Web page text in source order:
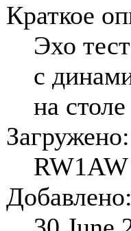
Краткое
Эхо
с
на
Загружено:
RW1AW
Добавлено: